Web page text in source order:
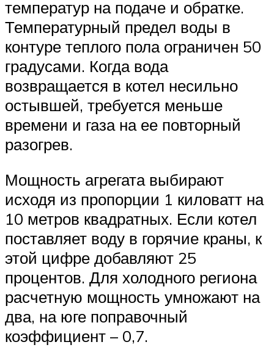
температур на подаче и обратке.
Температурный предел воды в
контуре теплого пола ограничен 50
градусами. Когда вода
возвращается в котел несильно
остывшей, требуется меньше
времени и газа на ее повторный
разогрев.
Мощность агрегата выбирают
исходя из пропорции 1 киловатт на
10 метров квадратных. Если котел
поставляет воду в горячие краны, к
этой цифре добавляют 25
процентов. Для холодного региона
расчетную мощность умножают на
два, на юге поправочный
коэффициент – 0,7.